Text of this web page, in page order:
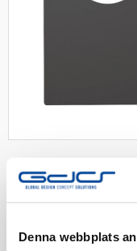
Denna webbplats
RS C-platta